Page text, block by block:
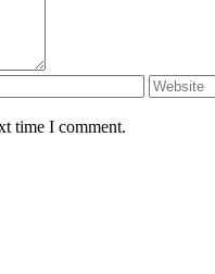
time I comment.